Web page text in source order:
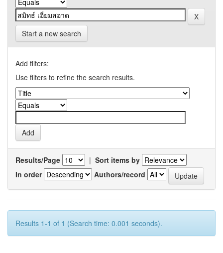
Start a new search
Add filters:
Use filters to refine the search results.
Results/Page | Sort items by
In order
Authors/record
Results 1-1 of 1 (Search time: 0.001 seconds).